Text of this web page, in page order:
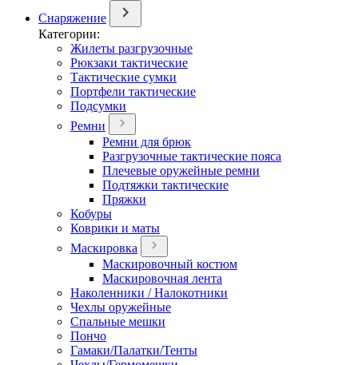
Снаряжение
Категории:
Жилеты разгрузочные
Рюкзаки тактические
Тактические сумки
Портфели тактические
Подсумки
Ремни
Ремни для брюк
Разгрузочные тактические пояса
Плечевые оружейные ремни
Подтяжки тактические
Пряжки
Кобуры
Коврики и маты
Маскировка
Маскировочный костюм
Маскировочная лента
Наколенники / Налокотники
Чехлы оружейные
Спальные мешки
Пончо
Гамаки/Палатки/Тенты